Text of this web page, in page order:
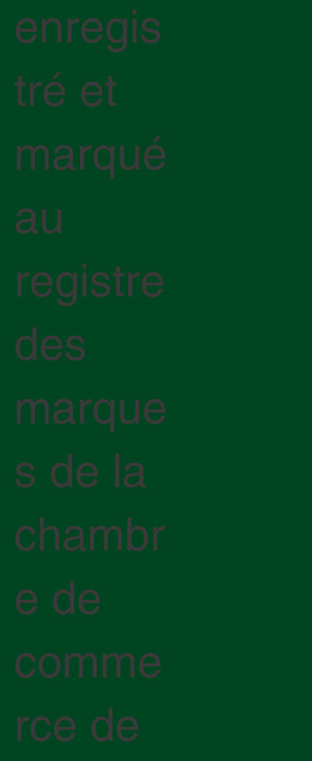
enregis
tré et
marqué
au
registre
des
marque
s de la
chambr
e de
comme
rce de